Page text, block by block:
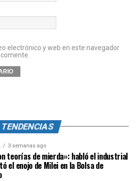
electrónico y web en este navegador
TENDENCIAS
3 semanas ago
teorías de mierda»: habló el industrial
el enojo de Milei en la Bolsa de